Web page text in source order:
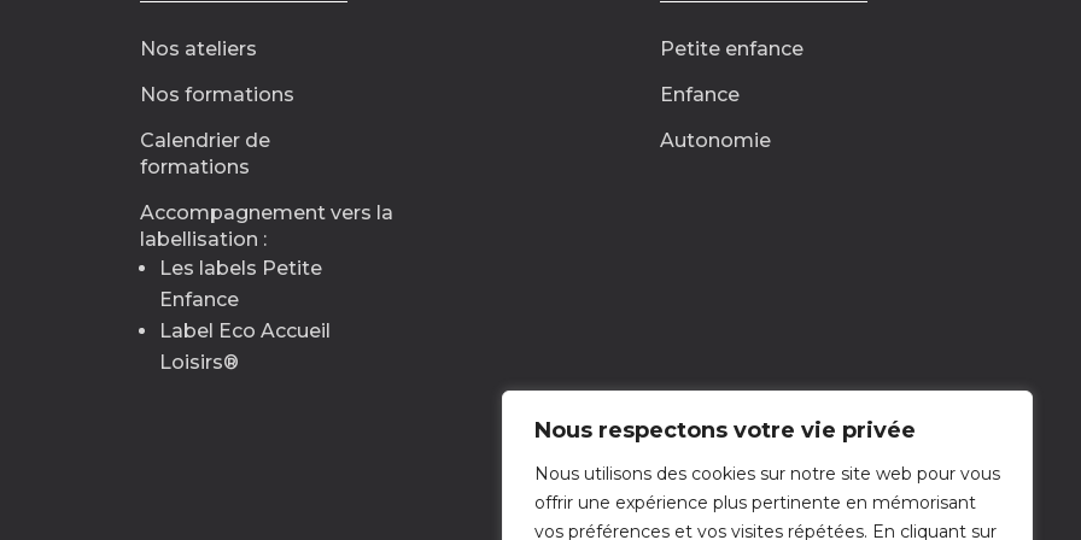
Nous respectons votre vie privée
Nous utilisons des cookies sur notre site web pour vous
offrir une expérience plus pertinente en mémorisant
vos préférences et vos visites répétées. En cliquant sur
Nos ateliers
Nos formations
Calendrier de
formations
Accompagnement vers la
labellisation :
Les labels Petite
Enfance
Label Eco Accueil
Loisirs®
Petite enfance
Enfance
Autonomie
Nous contacter
Nous écrire